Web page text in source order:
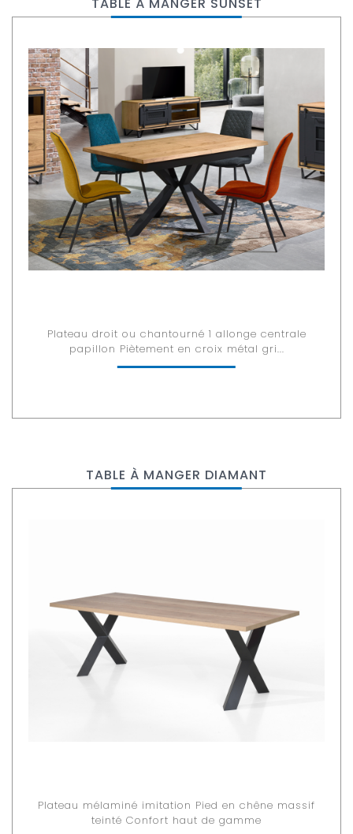
Plateau droit ou chantourné 1 allonge centrale
papillon Piètement en croix métal gri...
TABLE À MANGER DIAMANT
Plateau mélaminé imitation Pied en chêne massif
teinté Confort haut de gamme